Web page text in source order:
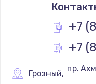
+7
+7
Грозный,